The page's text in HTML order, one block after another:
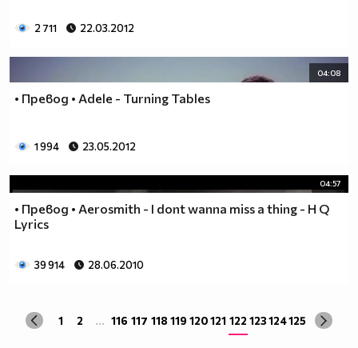
2 711 22.03.2012
04:08
• Превод • Adele - Turning Tables
1 994 23.05.2012
04:57
• Превод • Aerosmith - I dont wanna miss a thing - H Q
Lyrics
39 914 28.06.2010
1 2 ... 116 117 118 119 120121 122 123124125